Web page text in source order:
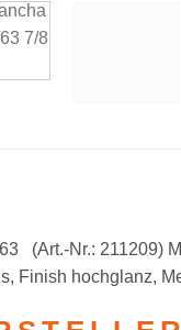
(Art.-Nr.: 211209)
Finish hochglanz,